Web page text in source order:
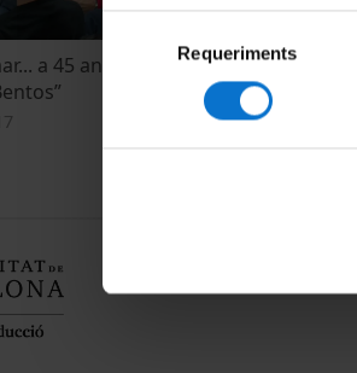
consentiment
Requeriments
a 45 anys del